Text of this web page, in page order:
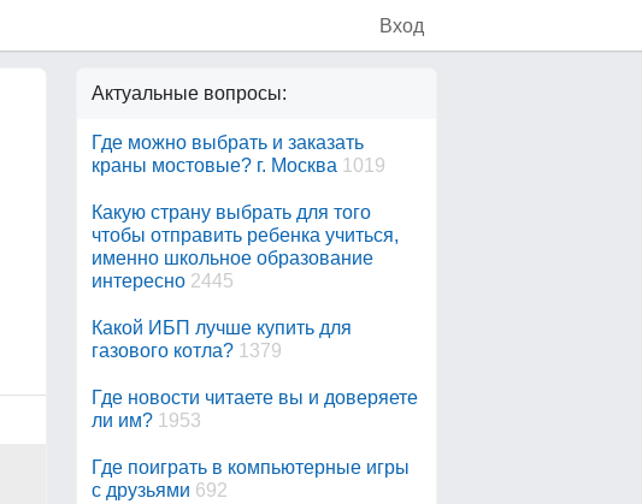
Вход
Актуальные вопросы:
Где можно выбрать и заказать
краны мостовые? г. Москва 1019
Какую страну выбрать для того
чтобы отправить ребенка учиться,
именно школьное образование
интересно 2445
Какой ИБП лучше купить для
газового котла? 1379
Где новости читаете вы и доверяете
ли им? 1953
Где поиграть в компьютерные игры
с друзьями 692